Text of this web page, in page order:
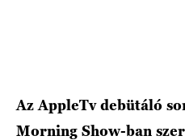
Az AppleTv debütáló
Morning Show-ban